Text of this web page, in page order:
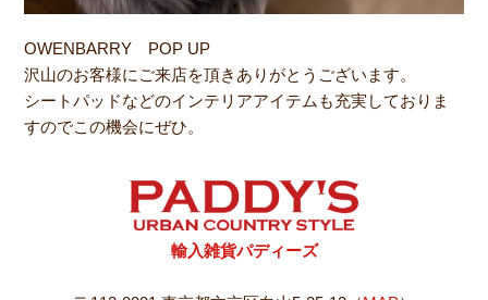
OWENBARRY POP UP
沢山のお客様にご来店を頂きありがとうございます。
シートパッドなどのインテリアアイテムも充実しておりま
すのでこの機会にぜひ。
輸入雑貨パディーズ